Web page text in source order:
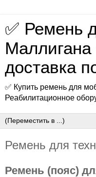
✅ Ремень
Маллигана
доставка
✅ Купить ремень для
Реабилитационное
Ремень для
Ремень (пояс)